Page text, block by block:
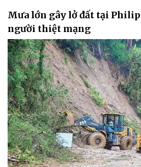
Mưa lớn gây lở đất tại
người thiệt mạng